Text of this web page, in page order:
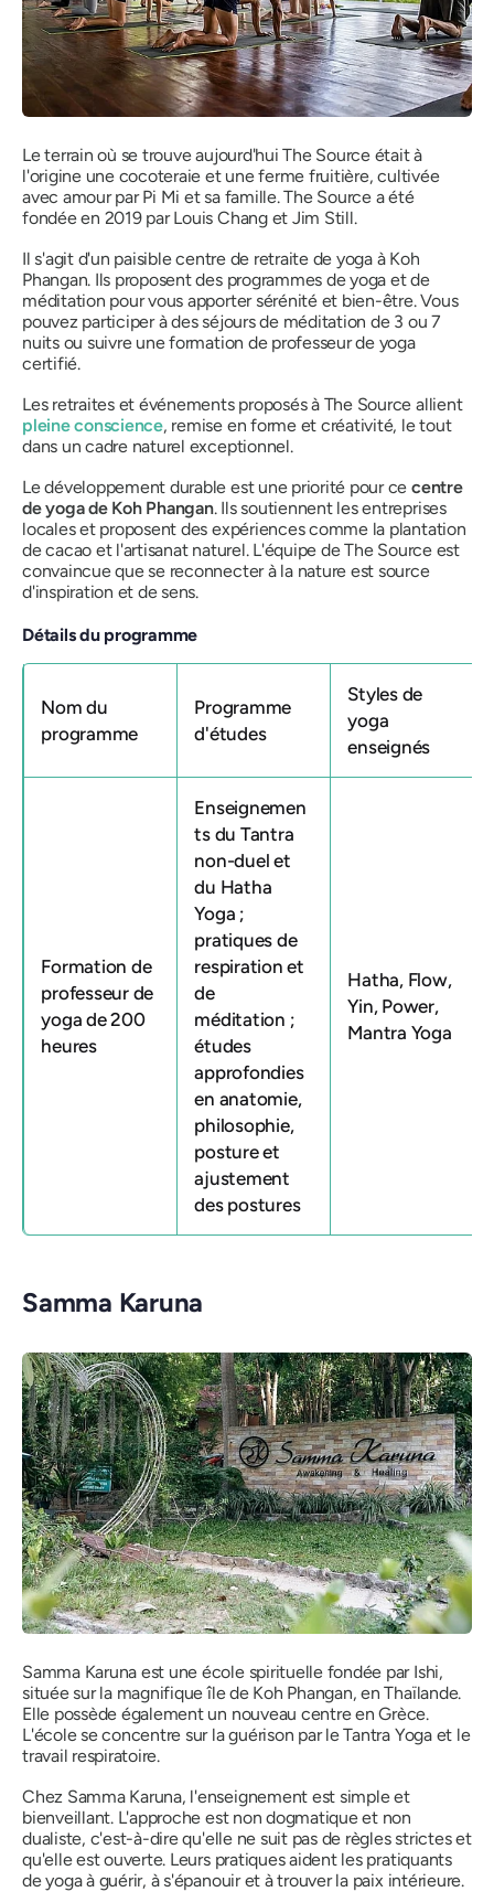
Le terrain où se trouve aujourd'hui The Source était à
l'origine une cocoteraie et une ferme fruitière, cultivée
avec amour par Pi Mi et sa famille. The Source a été
fondée en 2019 par Louis Chang et Jim Still.
Il s'agit d'un paisible centre de retraite de yoga à Koh
Phangan. Ils proposent des programmes de yoga et de
méditation pour vous apporter sérénité et bien-être. Vous
pouvez participer à des séjours de méditation de 3 ou 7
nuits ou suivre une formation de professeur de yoga
certifié.
Les retraites et événements proposés à The Source allient
pleine conscience, remise en forme et créativité, le tout
dans un cadre naturel exceptionnel.
Le développement durable est une priorité pour ce centre
de yoga de Koh Phangan. Ils soutiennent les entreprises
locales et proposent des expériences comme la plantation
de cacao et l'artisanat naturel. L'équipe de The Source est
convaincue que se reconnecter à la nature est source
d'inspiration et de sens.
Détails du programme
Nom du
programme
Programme
d'études
Styles de
yoga
enseignés
Formation de
professeur de
yoga de 200
heures
Enseignemen
ts du Tantra
non-duel et
du Hatha
Yoga ;
pratiques de
respiration et
de
méditation ;
études
approfondies
en anatomie,
philosophie,
posture et
ajustement
des postures
Hatha, Flow,
Yin, Power,
Mantra Yoga
Samma Karuna
Samma Karuna est une école spirituelle fondée par Ishi,
située sur la magnifique île de Koh Phangan, en Thaïlande.
Elle possède également un nouveau centre en Grèce.
L'école se concentre sur la guérison par le Tantra Yoga et le
travail respiratoire.
Chez Samma Karuna, l'enseignement est simple et
bienveillant. L'approche est non dogmatique et non
dualiste, c'est-à-dire qu'elle ne suit pas de règles strictes et
qu'elle est ouverte. Leurs pratiques aident les pratiquants
de yoga à guérir, à s'épanouir et à trouver la paix intérieure.